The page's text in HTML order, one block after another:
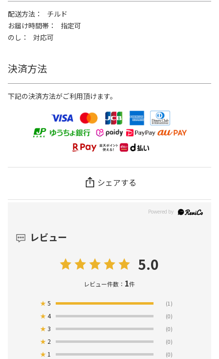
配送方法
チルド
お届け時間帯
指定可
のし
対応可
決済方法
下記の決済方法がご利用頂けます。
シェアする
レビュー
5.0
レビュー件数： 1件
★5 (1)
★4 (0)
★3 (0)
★ 2 (0)
★ 1 (0)